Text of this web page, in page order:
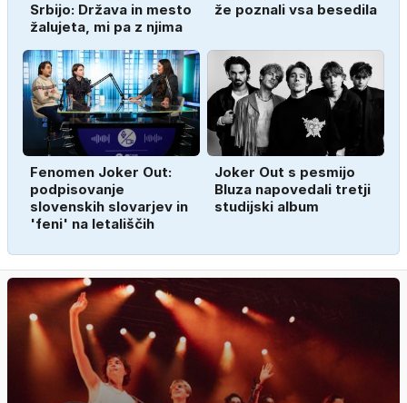
Srbijo: Država in mesto
žalujeta, mi pa z njima
že poznali vsa besedila
Fenomen Joker Out:
podpisovanje
slovenskih slovarjev in
'feni' na letališčih
Joker Out s pesmijo
Bluza napovedali tretji
studijski album